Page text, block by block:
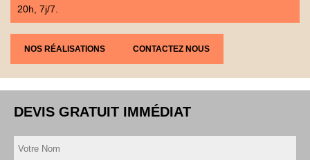
20h, 7j/7.
NOS RÉALISATIONS CONTACTEZ NOUS
DEVIS GRATUIT IMMÉDIAT